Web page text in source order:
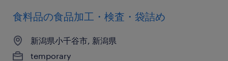
食料品の食品加工・検査・袋詰め
新潟県小千谷市, 新潟県
temporary